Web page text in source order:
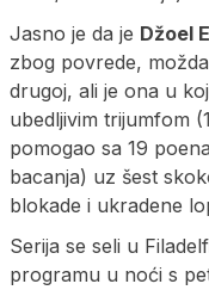
Jasno je da je Džoel
zbog povrede,
drugoj, ali je ona u
ubedljivim trijumfom
pomogao sa 19
bacanja) uz šest
blokade i ukradene
Serija se seli u
programu u noći s